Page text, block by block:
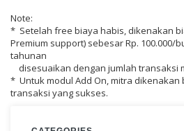
Note:
* Setelah free biaya habis, dikenakan
Premium support) sebesar Rp. 100.000/
tahunan
disesuaikan dengan jumlah transaksi
* Untuk modul Add On, mitra dikenakan
transaksi yang sukses.